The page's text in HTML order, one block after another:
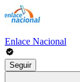
Enlace Nacional
Seguir